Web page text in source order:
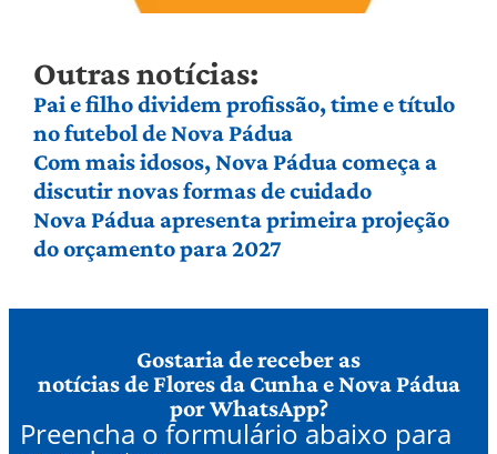
Outras notícias:
Pai e filho dividem profissão, time e título
no futebol de Nova Pádua
Com mais idosos, Nova Pádua começa a
discutir novas formas de cuidado
Nova Pádua apresenta primeira projeção
do orçamento para 2027
Gostaria de receber as
notícias de Flores da Cunha e Nova Pádua
por WhatsApp?
Preencha o formulário abaixo para